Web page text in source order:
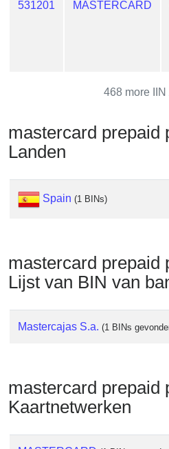
Card
What
My
IP
IP
Lookup
IP
BIN
Checker
531201 MASTERCARD
468 more IIN
mastercard prepaid
Landen
Spain (1 BINs)
mastercard prepaid
Lijst van BIN van
Mastercajas S.a. (1 BINs
mastercard prepaid
Kaartnetwerken